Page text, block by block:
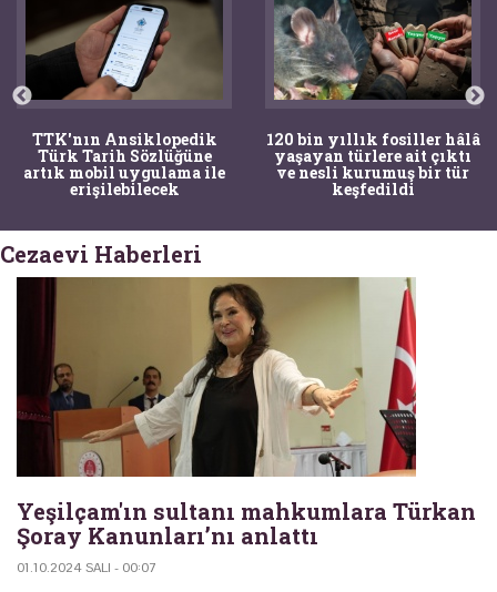
TTK'nın Ansiklopedik
Türk Tarih Sözlüğüne
artık mobil uygulama ile
erişilebilecek
120 bin yıllık fosiller hâlâ
yaşayan türlere ait çıktı
ve nesli kurumuş bir tür
keşfedildi
Cezaevi Haberleri
Yeşilçam'ın sultanı mahkumlara Türkan
Şoray Kanunları’nı anlattı
01.10.2024 SALI - 00:07